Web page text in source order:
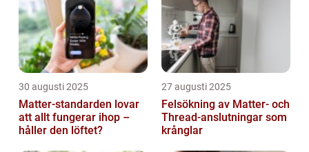
30 augusti 2025
Matter-standarden lovar
att allt fungerar ihop –
håller den löftet?
27 augusti 2025
Felsökning av Matter‑ och
Thread‑anslutningar som
krånglar